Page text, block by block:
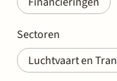
Sectoren
Luchtvaart en